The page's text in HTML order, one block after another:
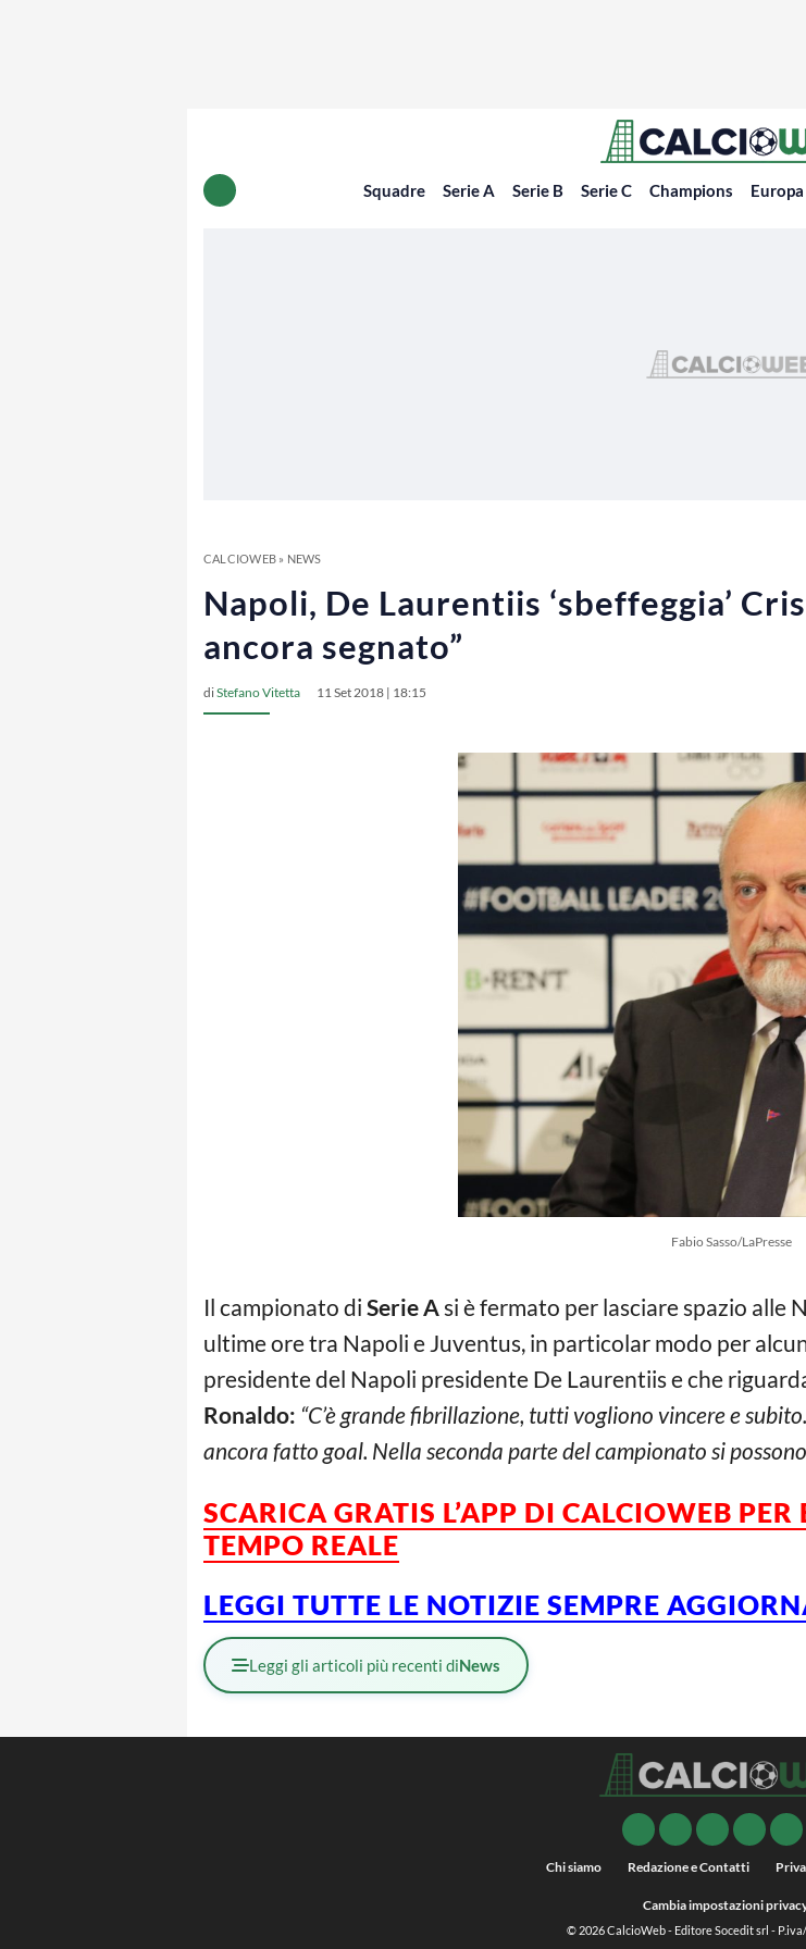
Squadre Serie A Serie B Serie C Champions
CALCIOWEB» NEWS
Napoli, De Laurentiis ‘sbeffeggia’
ancora segnato”
diStefano Vitetta 11 Set 2018 | 18:15
Fabio Sasso/LaPresse
Il campionato di Serie Asi è fermato per lasciare spazio alle
ultime ore tra Napoli e Juventus, in particolar modo per
presidente del Napoli presidente De Laurentiis e che
Ronaldo: “C’è grande fibrillazione, tutti vogliono vincere e
ancora fatto goal. Nella seconda parte del campionato si
SCARICA GRATIS L’APP DI CALCIOWEB
TEMPO REALE
LEGGI TUTTE LE NOTIZIE SEMPRE
Leggi gli articoli più recenti diNews
Chi siamo Redazione e Contatti
Cambia impostazioni
© 2026CalcioWeb- Editore Socedit srl -